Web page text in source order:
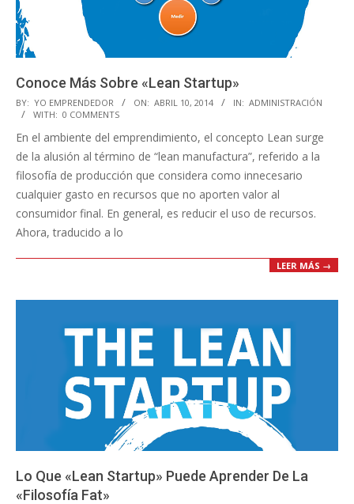
Conoce Más Sobre «Lean Startup»
2014-
04-
10
BY: YO EMPRENDEDOR ON: ABRIL 10, 2014 IN: ADMINISTRACIÓN
WITH: 0 COMMENTS
En el ambiente del emprendimiento, el concepto Lean surge
de la alusión al término de “lean manufactura”, referido a la
filosofía de producción que considera como innecesario
cualquier gasto en recursos que no aporten valor al
consumidor final. En general, es reducir el uso de recursos.
Ahora, traducido a lo
LEER MÁS →
Lo Que «Lean Startup» Puede Aprender De La
«Filosofía Fat»